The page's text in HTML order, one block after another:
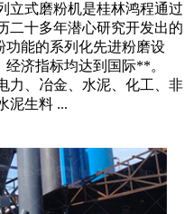
立式磨粉机是桂林鸿程通过
二十多年潜心研究开发出的
功能的系列化先进粉磨设
济指标均达到国际**。
力、冶金、水泥、化工、非
泥生料 ...